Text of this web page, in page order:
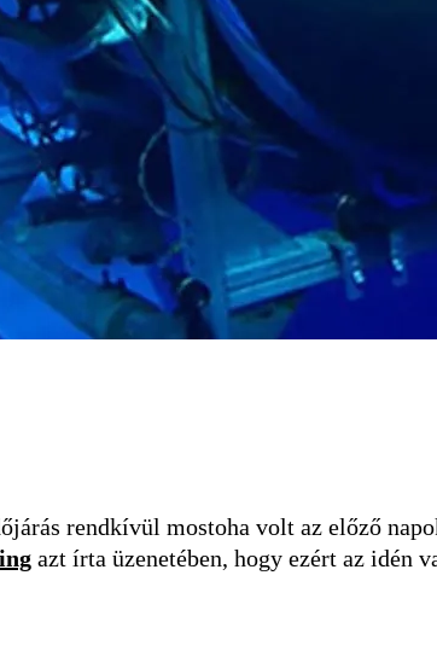
rendkívül mostoha volt az előző
azt írta üzenetében, hogy ezért az idén